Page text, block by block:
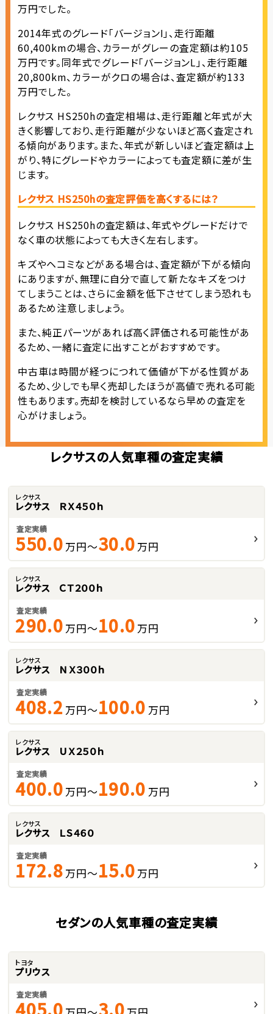
万円でした。
2014年式のグレード「バージョンI」、走行距離
60,400kmの場合、カラーがグレーの査定額は約105
万円です。同年式でグレード「バージョンL」、走行距離
20,800km、カラーがクロの場合は、査定額が約133
万円でした。
レクサス HS250hの査定相場は、走行距離と年式が大
きく影響しており、走行距離が少ないほど高く査定され
る傾向があります。また、年式が新しいほど査定額は上
がり、特にグレードやカラーによっても査定額に差が生
じます。
レクサス HS250hの査定評価を高くするには？
レクサス HS250hの査定額は、年式やグレードだけで
なく車の状態によっても大きく左右します。
キズやヘコミなどがある場合は、査定額が下がる傾向
にありますが、無理に自分で直して新たなキズをつけ
てしまうことは、さらに金額を低下させてしまう恐れも
あるため注意しましょう。
また、純正パーツがあれば高く評価される可能性があ
るため、一緒に査定に出すことがおすすめです。
中古車は時間が経つにつれて価値が下がる性質があ
るため、少しでも早く売却したほうが高値で売れる可能
性もあります。売却を検討しているなら早めの査定を
心がけましょう。
レクサスの人気車種の査定実績
レクサス
レクサス ＲＸ４５０ｈ
査定実績
550.0 万円～30.0 万円
レクサス
レクサス ＣＴ２００ｈ
査定実績
290.0 万円～10.0 万円
レクサス
レクサス ＮＸ３００ｈ
査定実績
408.2 万円～100.0 万円
レクサス
レクサス ＵＸ２５０ｈ
査定実績
400.0 万円～190.0 万円
レクサス
レクサス ＬＳ４６０
査定実績
172.8 万円～15.0 万円
セダンの人気車種の査定実績
トヨタ
プリウス
査定実績
405.0 3.0